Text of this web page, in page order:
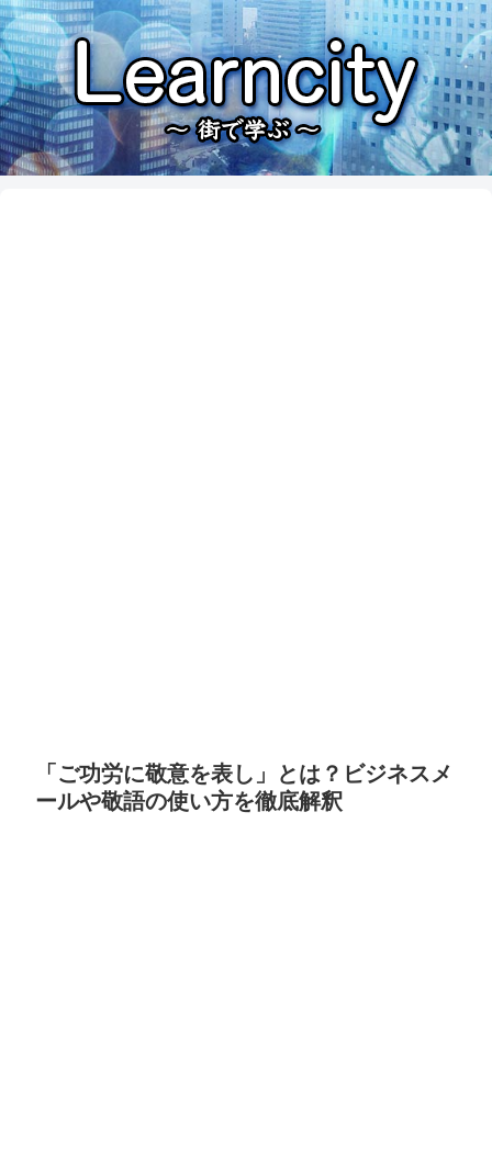
「ご功労に敬意を表し」とは？ビジネスメ
ールや敬語の使い方を徹底解釈